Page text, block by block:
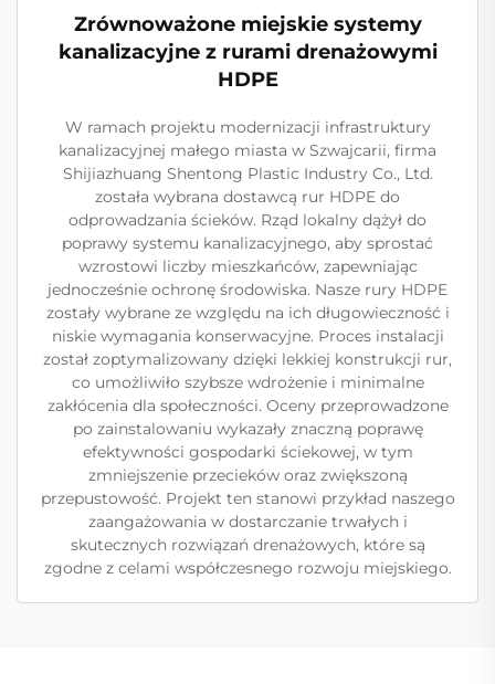
Zrównoważone miejskie systemy
kanalizacyjne z rurami drenażowymi
HDPE
W ramach projektu modernizacji infrastruktury
kanalizacyjnej małego miasta w Szwajcarii, firma
Shijiazhuang Shentong Plastic Industry Co., Ltd.
została wybrana dostawcą rur HDPE do
odprowadzania ścieków. Rząd lokalny dążył do
poprawy systemu kanalizacyjnego, aby sprostać
wzrostowi liczby mieszkańców, zapewniając
jednocześnie ochronę środowiska. Nasze rury HDPE
zostały wybrane ze względu na ich długowieczność i
niskie wymagania konserwacyjne. Proces instalacji
został zoptymalizowany dzięki lekkiej konstrukcji rur,
co umożliwiło szybsze wdrożenie i minimalne
zakłócenia dla społeczności. Oceny przeprowadzone
po zainstalowaniu wykazały znaczną poprawę
efektywności gospodarki ściekowej, w tym
zmniejszenie przecieków oraz zwiększoną
przepustowość. Projekt ten stanowi przykład naszego
zaangażowania w dostarczanie trwałych i
skutecznych rozwiązań drenażowych, które są
zgodne z celami współczesnego rozwoju miejskiego.